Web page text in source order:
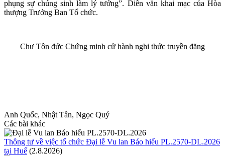
phụng sự chúng sinh làm lý tưởng”. Diễn văn khai mạc của Hòa
thượng Trưởng Ban Tổ chức.
Chư Tôn đức Chứng minh cử hành nghi thức truyền đăng
Anh Quốc, Nhật Tân, Ngọc Quý
Các bài khác
Thông tư về việc tổ chức Đại lễ Vu lan Báo hiếu PL.2570-DL.2026
tại Huế (2.8.2026)